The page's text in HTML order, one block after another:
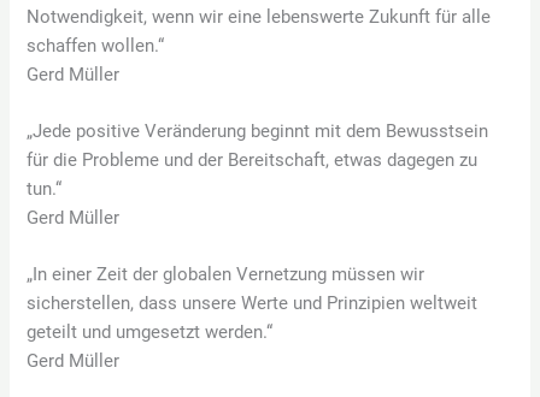
Notwendigkeit, wenn wir eine lebenswerte Zukunft für alle
schaffen wollen.“
Gerd Müller
„Jede positive Veränderung beginnt mit dem Bewusstsein
für die Probleme und der Bereitschaft, etwas dagegen zu
tun.“
Gerd Müller
„In einer Zeit der globalen Vernetzung müssen wir
sicherstellen, dass unsere Werte und Prinzipien weltweit
geteilt und umgesetzt werden.“
Gerd Müller